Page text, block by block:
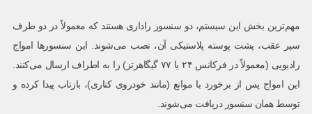
مهم‌ترین بخش این سیستم، دو سنسور راداری هستند که معمولاً در دو طرف
سپر عقب، پشت پوسته پلاستیکی آن، نصب می‌شوند. این سنسورها امواج
رادیویی (معمولاً در فرکانس ۲۴ یا ۷۷ گیگاهرتز) را به اطراف ارسال می‌کنند.
این امواج پس از برخورد با موانع (مانند خودروی کناری)، بازتاب پیدا کرده و
توسط همان سنسور دریافت می‌شوند.